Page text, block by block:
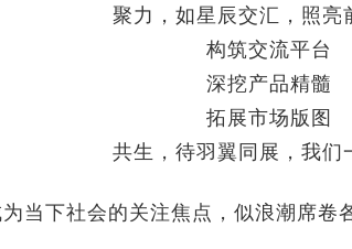
聚力，如星辰交汇，照亮
构筑交流平台
深挖产品精髓
拓展市场版图
共生，待羽翼同展，我们
为当下社会的关注焦点，似浪潮席